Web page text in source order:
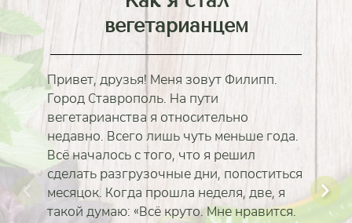
вегетарианцем
Привет, друзья! Меня зовут Филипп.
Город Ставрополь. На пути
вегетарианства я относительно
недавно. Всего лишь чуть меньше года.
Всё началось с того, что я решил
сделать разгрузочные дни, попоститься
месяцок. Когда прошла неделя, две, я
такой думаю: «Всё круто. Мне нравится.